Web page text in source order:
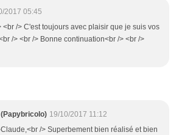
2017 05:45
<br /> C'est toujours avec plaisir que je suis vos
/> <br /> Bonne continuation<br /> <br />
19/10/2017 11:12
Claude,<br /> Superbement bien réalisé et bien